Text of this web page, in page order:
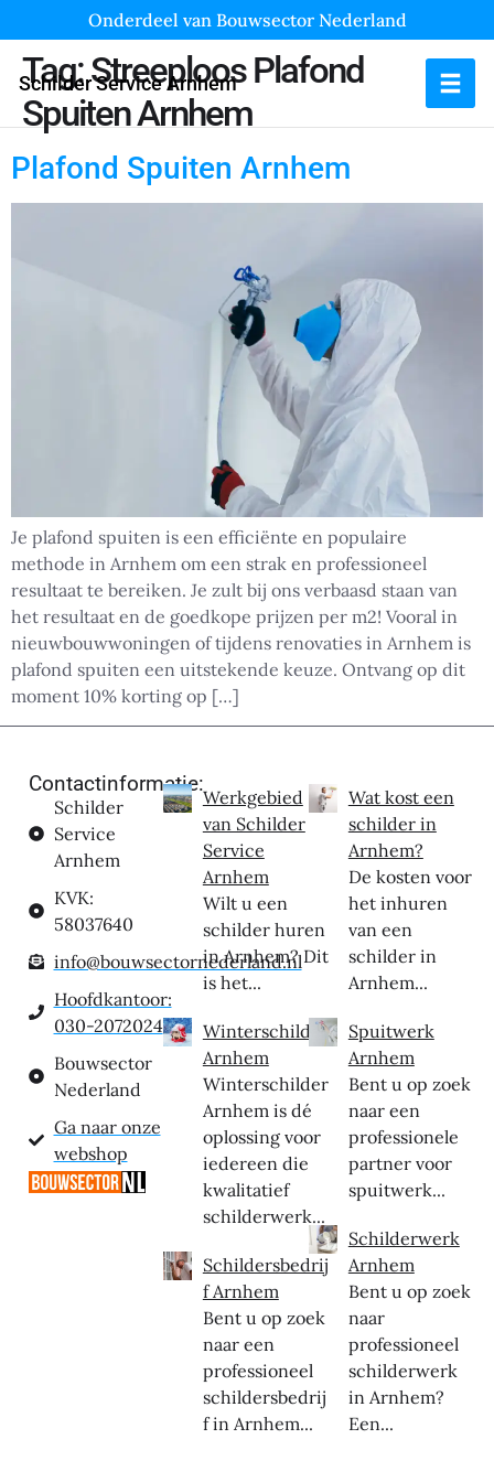
Onderdeel van Bouwsector Nederland
Schilder Service Arnhem
Tag:Streeploos Plafond
Spuiten Arnhem
Plafond Spuiten Arnhem
Je plafond spuiten is een efficiënte en populaire
methode in Arnhem om een strak en professioneel
resultaat te bereiken. Je zult bij ons verbaasd staan van
het resultaat en de goedkope prijzen per m2! Vooral in
nieuwbouwwoningen of tijdens renovaties in Arnhem is
plafond spuiten een uitstekende keuze. Ontvang op dit
moment 10% korting op […]
Contactinformatie:
Schilder
Service
Arnhem
KVK:
58037640
info@bouwsectornederland.nl
Hoofdkantoor:
030-2072024
Bouwsector
Nederland
Ga naar onze
webshop
Werkgebied
van Schilder
Service
Arnhem
Wilt u een
schilder huren
in Arnhem? Dit
is het...
Winterschilder
Arnhem
Winterschilder
Arnhem is dé
oplossing voor
iedereen die
kwalitatief
schilderwerk...
Schildersbedrij
f Arnhem
Bent u op zoek
naar een
professioneel
schildersbedrij
f in Arnhem...
Wat kost een
schilder in
Arnhem?
De kosten voor
het inhuren
van een
schilder in
Arnhem...
Spuitwerk
Arnhem
Bent u op zoek
naar een
professionele
partner voor
spuitwerk...
Schilderwerk
Arnhem
Bent u op zoek
naar
professioneel
schilderwerk
in Arnhem?
Een...